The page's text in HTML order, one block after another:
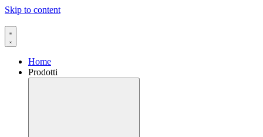
Skip to content
Home
Prodotti